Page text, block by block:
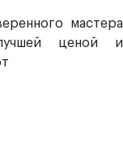
мастера
ценой и